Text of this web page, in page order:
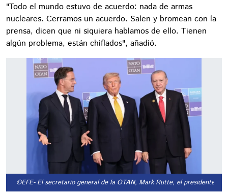
"Todo el mundo estuvo de acuerdo: nada de armas
nucleares. Cerramos un acuerdo. Salen y bromean con la
prensa, dicen que ni siquiera hablamos de ello. Tienen
algún problema, están chiflados", añadió.
©EFE- El secretario general de la OTAN, Mark Rutte, el presidente